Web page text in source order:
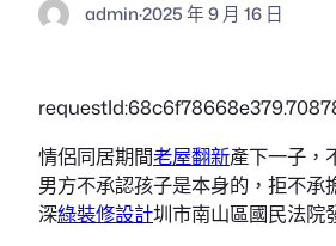
admin·2025 年 9 月 16 日
情侶同居期間老屋翻新產下一子，
男方不承認孩子是本身的，拒不承
深綠裝修設計圳市南山區國民法院